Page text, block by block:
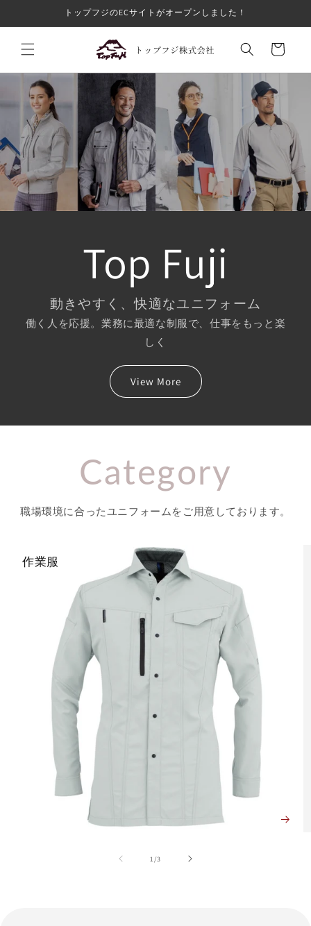
進む
トップフジのECサイトがオープンしました！
カ
ー
Top Fuji
動きやすく、快適なユニフォーム
働く人を応援。業務に最適な制服で、仕事をもっと楽
しく
View More
Category
職場環境に合ったユニフォームをご用意しております。
作業服
1/の
3